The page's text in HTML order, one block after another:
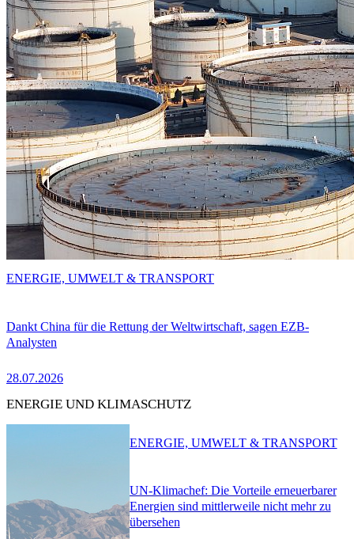
Dankt China für die Rettung der Weltwirtschaft, sagen EZB-
Analysten
28.07.2026
ENERGIE, UMWELT & TRANSPORT
ENERGIE UND KLIMASCHUTZ
UN-Klimachef: Die Vorteile erneuerbarer
Energien sind mittlerweile nicht mehr zu
übersehen
ENERGIE, UMWELT & TRANSPORT